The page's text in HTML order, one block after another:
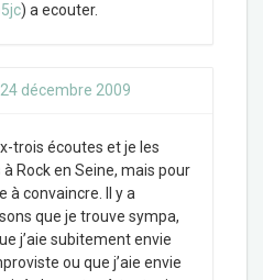
) a ecouter.
24 décembre 2009
trois écoutes et je les
Rock en Seine, mais pour
à convaincre. Il y a
que je trouve sympa,
j’aie subitement envie
ou que j’aie envie